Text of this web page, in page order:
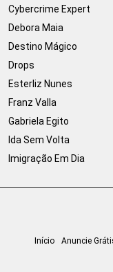
Cybercrime Expert
Debora Maia
Destino Mágico
Drops
Esterliz Nunes
Franz Valla
Gabriela Egito
Ida Sem Volta
Imigração Em Dia
Início Anuncie